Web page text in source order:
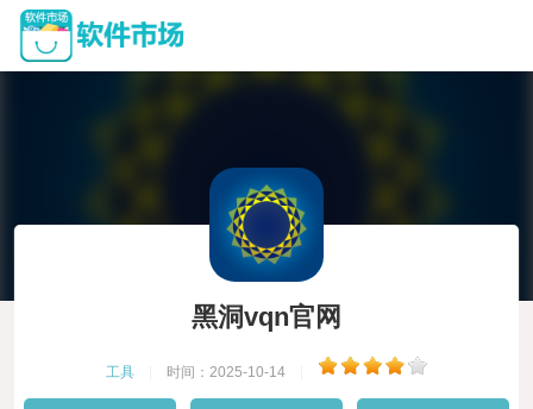
黑洞vqn官网
工具 时间：2025-10-14